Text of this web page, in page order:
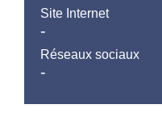
Site Internet
-
Réseaux sociaux
-